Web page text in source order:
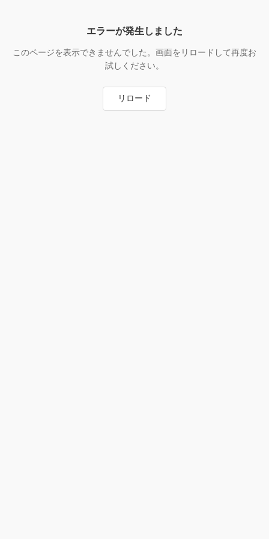
エラーが発生しました
このページを表示できませんでした。画面をリロードして再度お
試しください。
リロード